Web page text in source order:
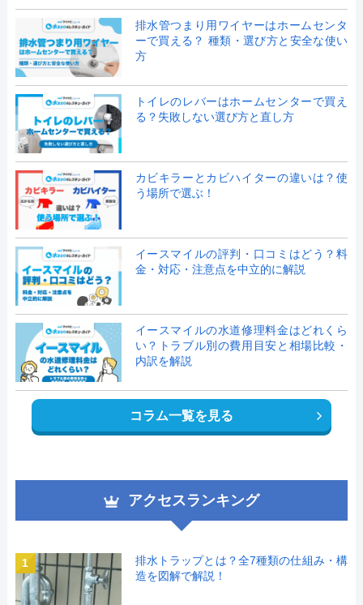
排水管つまり用ワイヤーはホームセンタ
ーで買える？ 種類・選び方と安全な使い
方
トイレのレバーはホームセンターで買え
る？失敗しない選び方と直し方
カビキラーとカビハイターの違いは？使
う場所で選ぶ！
イースマイルの評判・口コミはどう？料
金・対応・注意点を中立的に解説
イースマイルの水道修理料金はどれくら
い？トラブル別の費用目安と相場比較・
内訳を解説
コラム一覧を見る
アクセスランキング
1
排水トラップとは？全7種類の仕組み・構
造を図解で解説！